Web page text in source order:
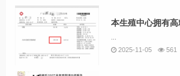
2025-11-05
561